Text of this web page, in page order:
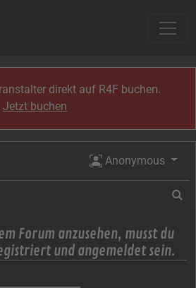
direkt auf R4F buchen.
Jetzt buchen
Anonymous
Forum anzusehen, musst du
und angemeldet sein.